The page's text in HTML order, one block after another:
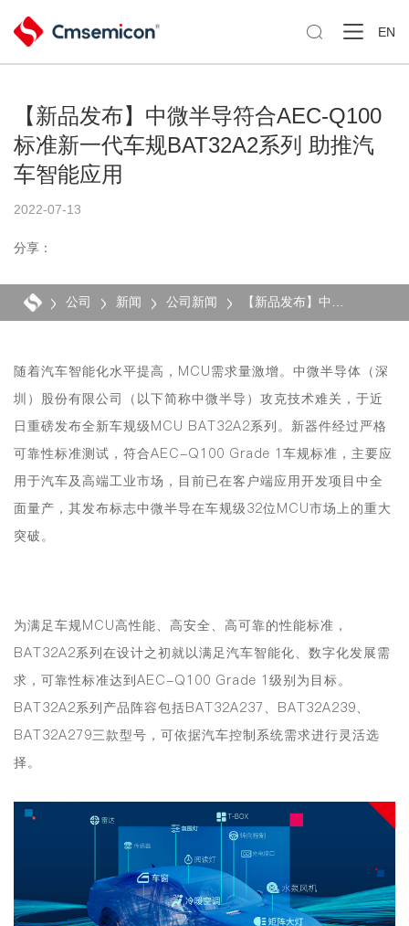
 EN
【新品发布】中微半导符合AEC-Q100
标准新一代车规BAT32A2系列 助推汽
车智能应用
2022-07-13
分享：
公司 新闻 公司新闻
随着汽车智能化水平提高，MCU需求量激增。中微半导体（深
圳）股份有限公司（以下简称中微半导）攻克技术难关，于近
日重磅发布全新车规级MCU BAT32A2系列。新器件经过严格
可靠性标准测试，符合AEC-Q100 Grade 1车规标准， 主要应
用于汽车及高端工业市场 ，目前已在客户端应用开发项目中全
面量产，其发布标志中微半导在车规级32位MCU市场上的重大
突破。
为满足车规MCU高性能、高安全、高可靠的性能标准，
BAT32A2系列在设计之初就以满足汽车智能化、数字化发展需
求，可靠性标准达到AEC-Q100 Grade 1级别为目标。
BAT32A2系列产品阵容包括BAT32A237、BAT32A239、
BAT32A279三款型号，可依据汽车控制系统需求进行灵活选
择。